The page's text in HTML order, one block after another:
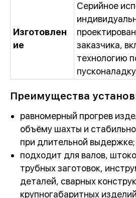
Изготовлен
ие
Серийное
заказчика,
технологию
Преимущества
равномерный прогрев
объёму шахты и
при длительной выдержке;
подходит для валов,
трубных заготовок,
деталей, сварных
крупногабаритных